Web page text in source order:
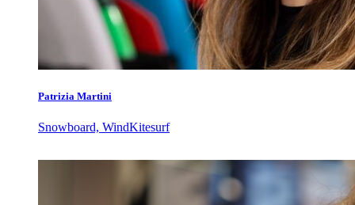
Patrizia Martini
Snowboard, WindKitesurf